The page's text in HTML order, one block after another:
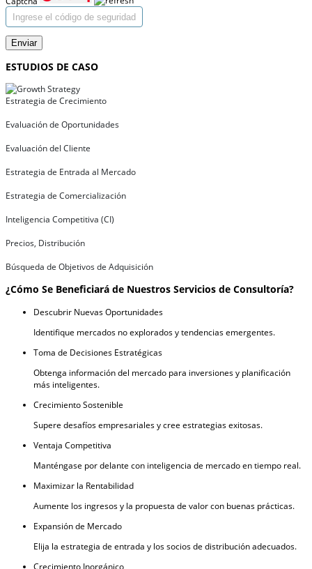
Enviar
ESTUDIOS DE CASO
Estrategia de Crecimiento
Evaluación de Oportunidades
Evaluación del Cliente
Estrategia de Entrada al Mercado
Estrategia de Comercialización
Inteligencia Competitiva (CI)
Precios, Distribución
Búsqueda de Objetivos de Adquisición
¿Cómo Se Beneficiará de Nuestros Servicios de Consultoría?
Descubrir Nuevas Oportunidades
Identifique mercados no explorados y tendencias emergentes.
Toma de Decisiones Estratégicas
Obtenga información del mercado para inversiones y planificación
más inteligentes.
Crecimiento Sostenible
Supere desafíos empresariales y cree estrategias exitosas.
Ventaja Competitiva
Manténgase por delante con inteligencia de mercado en tiempo real.
Maximizar la Rentabilidad
Aumente los ingresos y la propuesta de valor con buenas prácticas.
Expansión de Mercado
Elija la estrategia de entrada y los socios de distribución adecuados.
Crecimiento Inorgánico